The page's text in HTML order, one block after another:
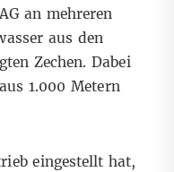
an mehreren
aus den
Zechen. Dabei
1.000 Metern
eingestellt hat,